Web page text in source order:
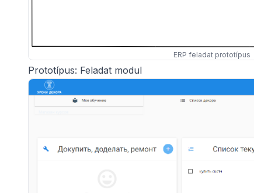
ERP feladat prototípus
Prototípus: Feladat modul